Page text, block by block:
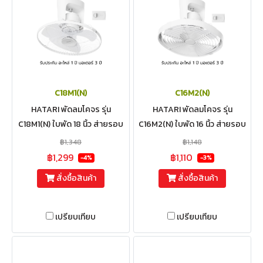
C18M1(N)
HATARI พัดลมโคจร รุ่น
C18M1(N) ใบพัด 18 นิ้ว ส่ายรอบ
ตัวตลอด (ตะแกรงเหล็ก)
฿1,348
฿1,299 -4%
สั่งซื้อสินค้า
เปรียบเทียบ
C16M2(N)
HATARI พัดลมโคจร รุ่น
C16M2(N) ใบพัด 16 นิ้ว ส่ายรอบ
ตัว (ตะแกรงพลาสติก)
฿1,148
฿1,110 -3%
สั่งซื้อสินค้า
เปรียบเทียบ